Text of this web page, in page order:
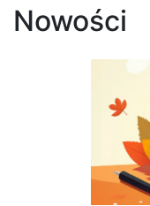
Nowości